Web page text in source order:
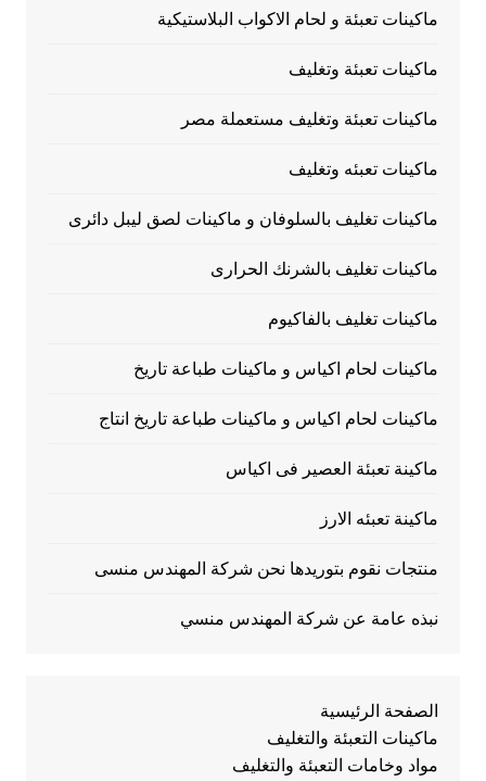
ماكينات تعبئة و لحام الاكواب البلاستيكية
ماكينات تعبئة وتغليف
ماكينات تعبئة وتغليف مستعملة مصر
ماكينات تعبئه وتغليف
ماكينات تغليف بالسلوفان و ماكينات لصق ليبل دائرى
ماكينات تغليف بالشرنك الحرارى
ماكينات تغليف بالفاكيوم
ماكينات لحام اكياس و ماكينات طباعة تاريخ
ماكينات لحام اكياس و ماكينات طباعة تاريخ انتاج
ماكينة تعبئة العصير فى اكياس
ماكينة تعبئه الارز
منتجات نقوم بتوريدها نحن شركة المهندس منسى
نبذه عامة عن شركة المهندس منسي
الصفحة الرئيسية
ماكينات التعبئة والتغليف
مواد وخامات التعبئة والتغليف